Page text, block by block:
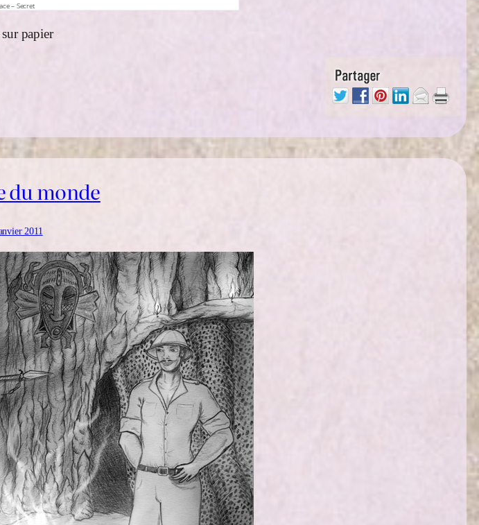
– Secret
sur papier
du monde
2011